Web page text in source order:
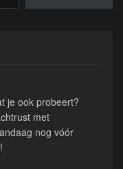
je ook probeert?
met
nog vóór